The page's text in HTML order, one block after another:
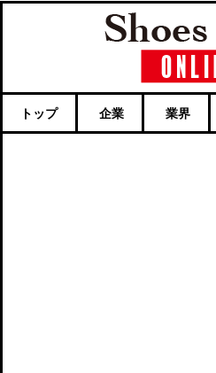
トップ 企業 業界